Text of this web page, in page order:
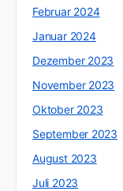
Februar 2024
Januar 2024
Dezember 2023
November 2023
Oktober 2023
September 2023
August 2023
Juli 2023